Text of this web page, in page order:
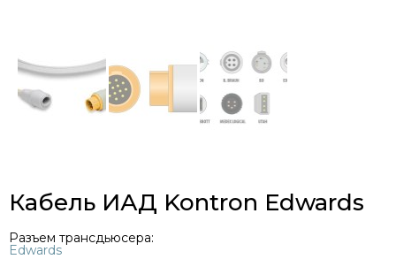
Кабель ИАД Kontron Edwards
Разъем трансдьюсера:
Edwards